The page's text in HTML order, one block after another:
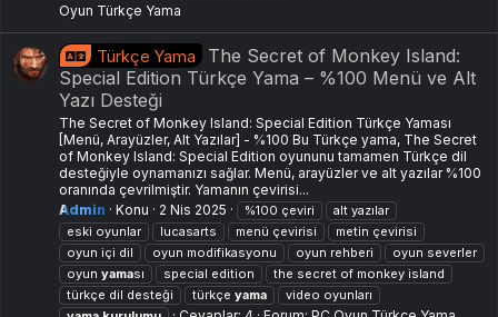
Oyun Türkçe Yama
Türkçe Yama
The Secret of Monkey Island:
Special Edition Türkçe Yama – %100 Menü ve Alt
Yazı Desteği
The Secret of Monkey Island: Special Edition Türkçe Yaması
[Menü, Arayüzler, Alt Yazılar] - %100 Bu Türkçe yama, The Secret
of Monkey Island: Special Edition oyununu tamamen Türkçe dil
desteğiyle oynamanızı sağlar. Menü, arayüzler ve alt yazılar %100
oranında çevrilmiştir. Yamanın çevirisi...
Admin
Konu 2 Nis 2025 %100 çeviri
alt yazılar
eski oyunlar
lucasarts menü çevirisi
metin çevirisi
oyun içi dil
oyun modifikasyonu oyun rehberi
oyun severler
oyun yaması special edition
the secret of monkey island
türkçe dil desteği
türkçe yama
video oyunları